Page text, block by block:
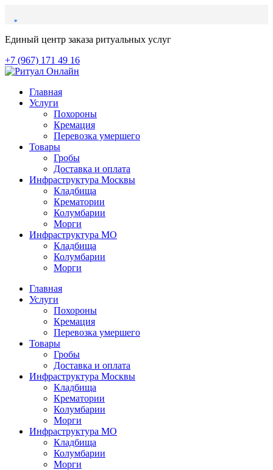
Единый центр заказа ритуальных услуг
+7 (967) 171 49 16
Главная
Услуги
Похороны
Кремация
Перевозка умершего
Товары
Гробы
Доставка и оплата
Инфраструктура Москвы
Кладбища
Крематории
Колумбарии
Морги
Инфраструктура МО
Кладбища
Колумбарии
Морги
Главная
Услуги
Похороны
Кремация
Перевозка умершего
Товары
Гробы
Доставка и оплата
Инфраструктура Москвы
Кладбища
Крематории
Колумбарии
Морги
Инфраструктура МО
Кладбища
Колумбарии
Морги